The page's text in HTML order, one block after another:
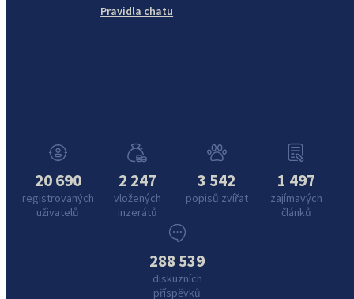
Pravidla chatu
20 690
registrovaných
uživatelů
2 247
vložených
inzerátů
3 542
popisů zvířat
1 497
zajímavých
článků
288 539
diskuzních
příspěvků